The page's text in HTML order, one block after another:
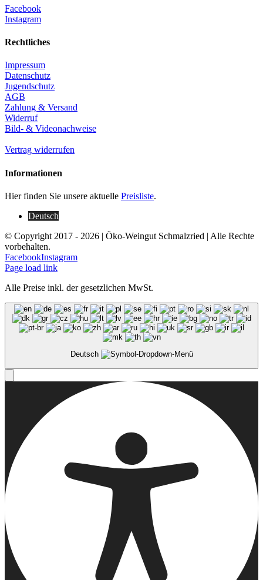
Facebook
Instagram
Rechtliches
Impressum
Datenschutz
Jugendschutz
AGB
Zahlung & Versand
Widerruf
Bild- & Videonachweise
Vertrag widerrufen
Informationen
Hier finden Sie unsere aktuelle Preisliste.
Deutsch
© Copyright 2017 - 2026 | Öko-Weingut Schmalzried | Alle Rechte
vorbehalten.
FacebookInstagram
Page load link
Alle Preise inkl. der gesetzlichen MwSt.
Deutsch